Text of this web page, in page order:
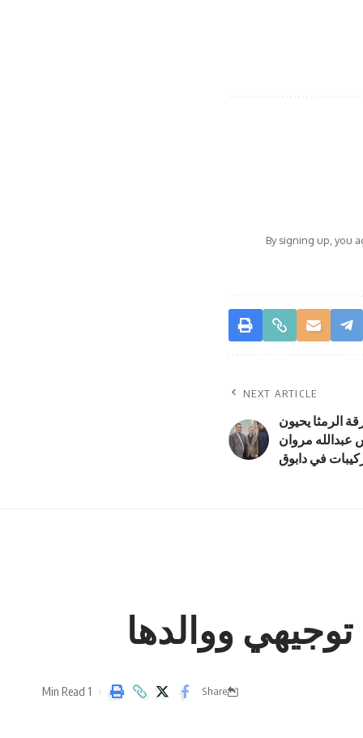
By signing up, you
NEXT ARTICLE
الرمثا يحيون
مروان
في دابوق
ووالدها
Share
1 Min Read